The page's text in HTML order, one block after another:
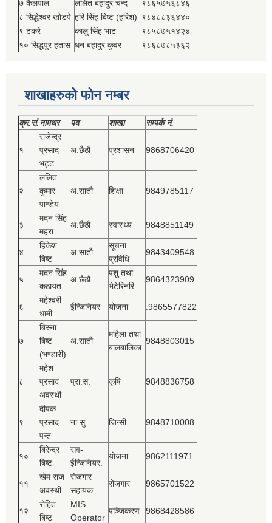
७ कैलपाल ललित बहादुर चन्द
९८६५७५६८४६
८ सिद्धेश्‍वर खोडपे हरि सिंह बिष्‍ट (हरिश) ९८४८८३६४४०
९ टकरे
कालु सिंह भाट
९८५८७५१४२४
१० सिद्धपुर हतास धन बहादुर कुवर ९८६८७८५३६२
शाखाहरुको फोन नम्बर
क्र.सं.नामथर पद शाखा सम्‍पर्क नं.
१
राजेन्द्र
प्रसाद
भट्ट
अ.छैठौ प्रशासन 9868706420
२
ललित
कुमार
पाण्डेय
अ.सातौ शिक्षा 9849785117
३
मदन सिंह
महरा
अ.छैठौ स्वास्थ्य 9848851149
४
हिकेश
बिष्‍ट
अ.सातौ
सूचना
प्रविधि
9843409548
५
मदन सिंह
कठायत
अ.छैठौ
पशु तथा
भेटेरिनरि
9864323909
६
महेश्‍वरी
धामी
ईन्जिनियर योजना .9865577822
७
बिस्‍ना
बिष्‍ट
(भण्डारी)
अ.सातौ
महिला तथा
बालबालिका
9848803015
८
महेश
प्रसाद
अवस्थी
प्रा.स. कृषि 9848836758
९
दीपक
प्रसाद
पन्त
ना.सु. जिन्सी 9848710008
१०
बिरेन्द्र
बिष्‍ट
सव-
ईन्जिनियर.
योजना 9862111971
११
खेम राज
अवस्थी
रोजगार
सहायक
रोजगार 9865701522
१२
रोहित
बिष्‍ट
MIS
Operator
पञ्‍जिकरण 9868428586